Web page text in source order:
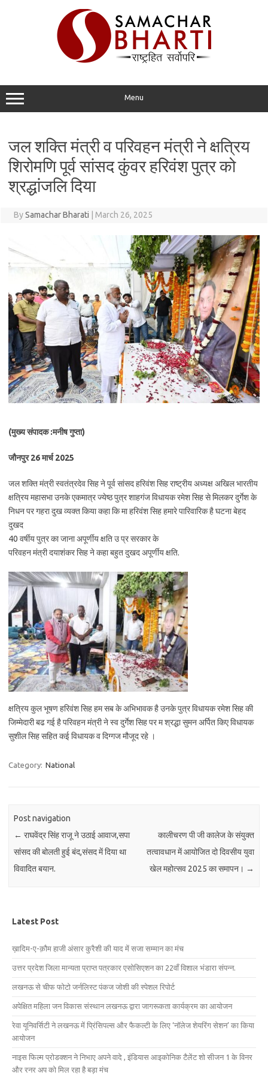
Menu
जल शक्ति मंत्री व परिवहन मंत्री ने क्षत्रिय
शिरोमणि पूर्व सांसद कुंवर हरिवंश पुत्र को
श्रद्धांजलि दिया
BySamachar Bharati March 26, 2025
(मुख्य संपादक :मनीष गुप्ता)
जौनपुर 26 मार्च 2025
जल शक्ति मंत्री स्वतंत्रदेव सिह ने पूर्व सांसद हरिवंश सिह राष्ट्रीय अध्यक्ष अखिल भारतीय
क्षत्रिय महासभा उनके एकमात्र ज्येष्ठ पुत्र शाहगंज विधायक रमेश सिह से मिलकर दुर्गेश के
निधन पर गहरा दुख व्यक्त किया कहा कि मा हरिवंश सिह हमारे पारिवारिक है घटना बेहद
दुखद
40 वर्षीय पुत्र का जाना अपूर्णीय क्षति उ प्र सरकार के
परिवहन मंत्री दयाशंकर सिह ने कहा बहुत दुखद अपूर्णीय‌ क्षति.
क्षत्रिय कुल भूषण हरिवंश सिह हम सब के अभिभावक है उनके पुत्र विधायक रमेश सिह की
जिम्मेदारी बढ गई है‌ परिवहन मंत्री ने स्व दुर्गेश सिह पर म श्रद्धा सुमन अर्पित किए विधायक
सुशील सिह सहित कई विधायक व दिग्गज मौजूद रहे ।
Category: National
Post navigation
← राघवेंद्र सिंह राजू ने उठाई आवाज,सपा
सांसद की बोलती हुई बंद,संसद में दिया था
विवादित बयान.
कालीचरण पी जी कालेज के संयुक्त
तत्वावधान में आयोजित दो दिवसीय युवा
खेल महोत्सव 2025 का समापन। →
Latest Post
ख़ादिम-ए-क़ौम हाजी अंसार कुरैशी की याद में सजा सम्मान का मंच
उत्तर प्रदेश जिला मान्यता प्राप्त पत्रकार एसोसिएशन का 22वाँ विशाल भंडारा संपन्न.
लखनऊ से चीफ फोटो जर्नलिस्ट पंकज जोशी की स्पेशल रिपोर्ट
अपेक्षित महिला जन विकास संस्थान लखनऊ द्वारा जागरूकता कार्यक्रम का आयोजन
रेवा यूनिवर्सिटी ने लखनऊ में प्रिंसिपल्स और फैकल्टी के लिए ‘नॉलेज शेयरिंग सेशन’ का किया
आयोजन
नाइस फिल्म प्रोडक्शन ने निभाए अपने वादे , इंडियास आइकोनिक टैलेंट शो सीजन 1 के विनर
और रनर अप को मिल रहा है बड़ा मंच